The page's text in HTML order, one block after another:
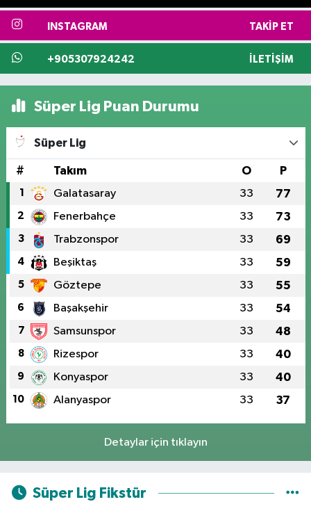
INSTAGRAM TAKIP ET
+905307924242 İLETIŞIM
Süper Lig Puan Durumu
Süper Lig
# Takım O P
1 Galatasaray 33 77
2 Fenerbahçe 33 73
3 Trabzonspor 33 69
4 Beşiktaş 33 59
5 Göztepe 33 55
6 Başakşehir 33 54
7 Samsunspor 33 48
8 Rizespor 33 40
9 Konyaspor 33 40
10 Alanyaspor 33 37
Detaylar için tıklayın
Süper Lig Fikstür